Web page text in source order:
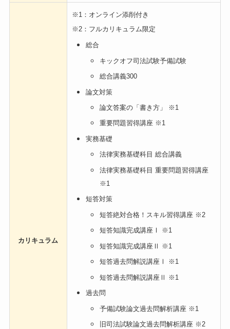
カリキュラム
※1：オンライン添削付き
※2：フルカリキュラム限定
総合
キックオフ司法試験予備試験
総合講義300
論文対策
論文答案の「書き方」 ※1
重要問題習得講座 ※1
実務基礎
法律実務基礎科目 総合講義
法律実務基礎科目 重要問題習得講座
※1
短答対策
短答絶対合格！スキル習得講座 ※2
短答知識完成講座Ⅰ ※1
短答知識完成講座Ⅱ ※1
短答過去問解説講座Ⅰ ※1
短答過去問解説講座Ⅱ ※1
過去問
予備試験論文過去問解析講座 ※1
旧司法試験論文過去問解析講座 ※2